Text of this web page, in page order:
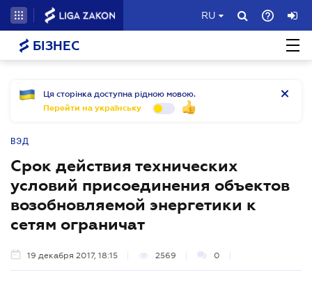
RU
БІЗНЕС
Ця сторінка доступна рідною мовою.
Перейти на українську
ВЭД
Срок действия технических
условий присоединения объектов
возобновляемой энергетики к
сетям ограничат
19 декабря 2017, 18:15 2569 0